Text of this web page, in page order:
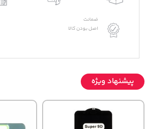
ضمانت
اصل بودن کالا
پیشنهاد ویژه